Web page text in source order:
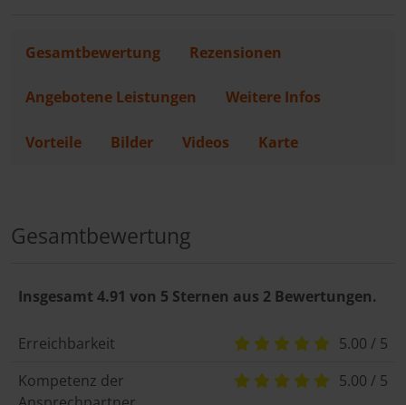
Gesamtbewertung Rezensionen
Angebotene Leistungen Weitere Infos
Vorteile Bilder Videos Karte
Gesamtbewertung
Insgesamt 4.91 von 5 Sternen aus 2 Bewertungen.
Erreichbarkeit
5.00 / 5
Kompetenz der
5.00 / 5